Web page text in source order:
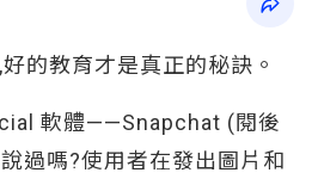
的教育才是真正的秘訣。
軟體——Snapchat (閱後
過嗎?使用者在發出圖片和